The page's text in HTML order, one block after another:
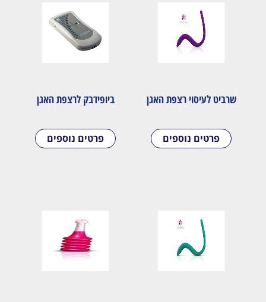
שרביט לעיסוי רצפת האגן
פרטים נוספים
ביופידבק לרצפת האגן
פרטים נוספים